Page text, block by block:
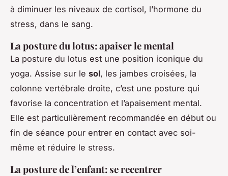
à diminuer les niveaux de cortisol, l’hormone du
stress, dans le sang.
La posture du lotus: apaiser le mental
La posture du lotus est une position iconique du
yoga. Assise sur le sol, les jambes croisées, la
colonne vertébrale droite, c’est une posture qui
favorise la concentration et l’apaisement mental.
Elle est particulièrement recommandée en début ou
fin de séance pour entrer en contact avec soi-
même et réduire le stress.
La posture de l’enfant: se recentrer